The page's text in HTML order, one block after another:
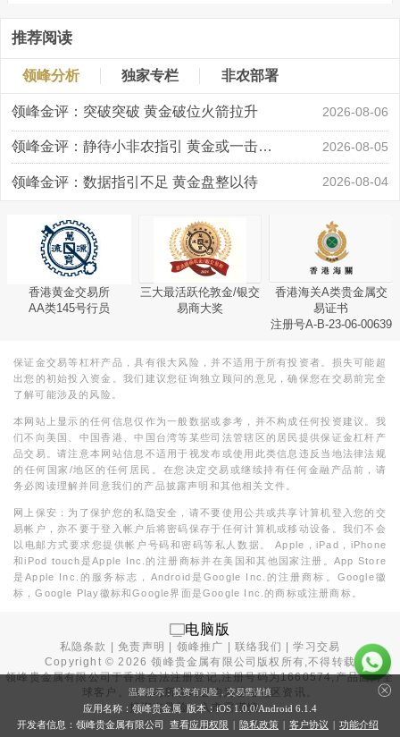
推荐阅读
领峰分析 独家专栏 非农部署
领峰金评：突破突破 黄金破位火箭拉升 2026-08-06
领峰金评：静待小非农指引 黄金或一击破局 2026-08-05
领峰金评：数据指引不足 黄金盘整以待 2026-08-04
香港黄金交易所
AA类145号行员
三大最活跃伦敦金/银交
易商大奖
香港海关A类贵金属交
易证书
注册号A-B-23-06-00639
保证金交易等杠杆产品，具有很大风险，并不适用于所有投资者。损失可能超
出您的初始投入资金。我们建议您征询独立顾问的意见，确保您在交易前完全
了解可能涉及的风险。
本网站上显示的任何信息仅作为一般数据或参考，并不构成任何投资建议。我
们不向美国、中国香港、中国台湾等某些司法管辖区的居民提供保证金杠杆产
品交易。请注意本网站信息不适用于视发布或使用此类信息违反当地法律法规
的任何国家/地区的任何居民。在您决定交易或继续持有任何金融产品前，请
务必阅读理解并同意我们的产品披露声明和其他相关文件。
网上保安：为了保护您的私隐安全，请不要使用公共或共享计算机登入您的交
易帐户，亦不要于登入帐户后将密码保存于任何计算机或移动设备。我们不会
以电邮方式要求您提供帐户号码和密码等私人数据。 Apple，iPad，iPhone
和iPod touch是Apple Inc.的注册商标并在美国和其他国家注册。App Store
是Apple Inc.的服务标志，Android是Google Inc.的注册商标。Google徽
标，Google Play徽标和Google界面是Google Inc.的商标或注册商标。
电脑版
私隐条款 |免责声明 领峰推广 |联络我们 |学习交易
Copyright ©2026 领峰贵金属有限公司版权所有,不得转载
领峰贵金属有限公司于香港合法注册登记,注册号码为1660574,产品面向全
球客户。本站内所有内容均为香港地区资讯。
投资有风险，入市需谨慎。
温馨提示：投资有风险，交易需谨慎
应用名称：领峰贵金属 版本：iOS 1.0.0/Android 6.1.4
开发者信息：领峰贵金属有限公司 查看应用权限 | 隐私政策 | 客户协议 | 功能介绍